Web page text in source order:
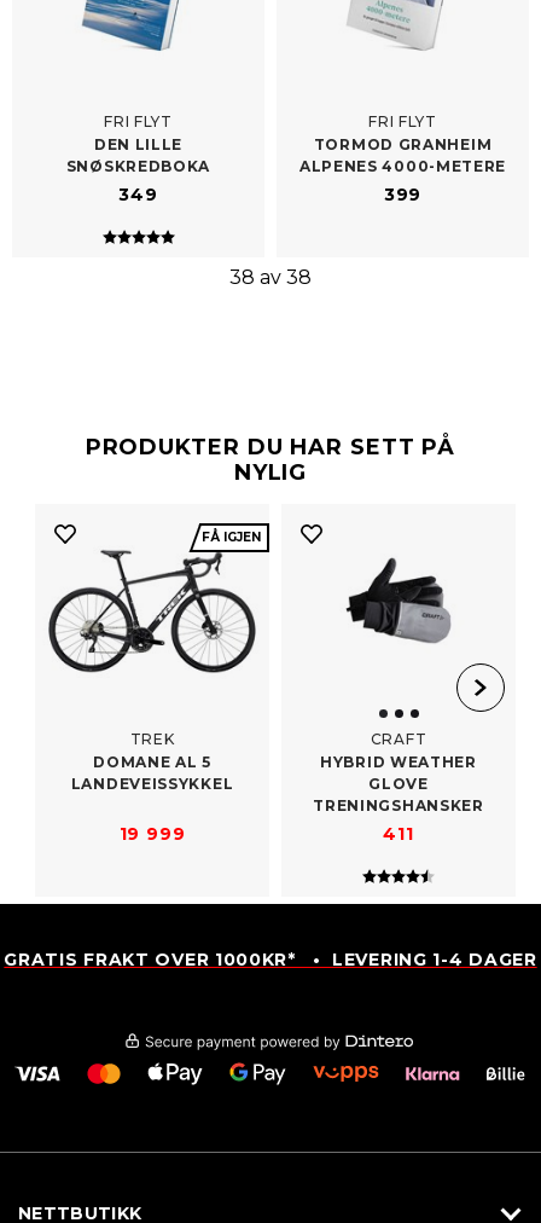
FRI FLYT
DEN LILLE
SNØSKREDBOKA
349
Karakter:
5.0 av 5 mulige
FRI FLYT
TORMOD GRANHEIM
ALPENES 4000-​METERE
399
38 av 38
PRODUKTER DU HAR SETT PÅ
NYLIG
FÅ IGJEN
TREK
DOMANE AL 5
LANDEVEISSYKKEL
19 999
CRAFT
HYBRID WEATHER
GLOVE
TRENINGSHANSKER
411
Karakter:
4.7 av 5 mulige
GRATIS FRAKT OVER 1000KR* • LEVERING 1-4 DAGER
NETTBUTIKK